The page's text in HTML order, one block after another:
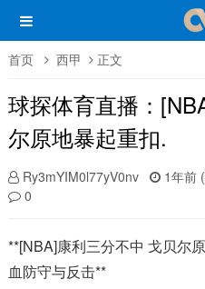
首页 西甲 正文
球探体育直播：
尔原地暴起重扣.
Ry3mYIM0l77yV0nv 1年前
0
**[NBA]康利三分不中 戈贝尔
血防守与反击**